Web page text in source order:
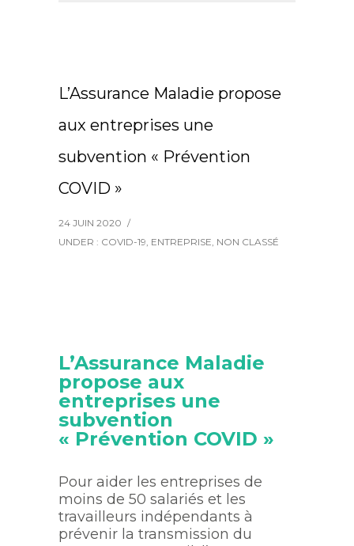
L’Assurance Maladie propose
aux entreprises une
subvention « Prévention
COVID »
24 JUIN 2020 /
UNDER : COVID-19, ENTREPRISE, NON CLASSÉ
L’Assurance Maladie
propose aux
entreprises une
subvention
« Prévention COVID »
Pour aider les entreprises de
moins de 50 salariés et les
travailleurs indépendants à
prévenir la transmission du